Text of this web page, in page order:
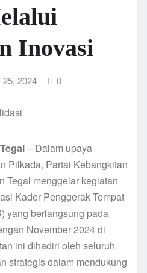
Inovasi
25, 2024 0
– Dalam upaya
Pilkada, Partai Kebangkitan
Tegal menggelar kegiatan
Kader Penggerak Tempat
yang berlangsung pada
November 2024 di
ini dihadiri oleh seluruh
strategis dalam mendukung